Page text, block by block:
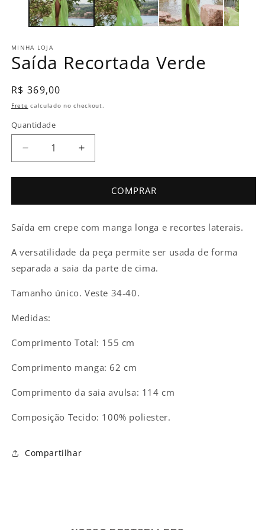
MINHA LOJA
Saída Recortada Verde
Preço
normal
R$ 369,00
Frete calculado no checkout.
Quantidade
Diminuir
a
quantidade
Saída
Verde
Aumentar
a
quantidade
Saída
Verde
COMPRAR
Saída em crepe com manga longa e recortes laterais.
A versatilidade da peça permite ser usada de forma
separada a saia da parte de cima.
Tamanho único. Veste 34-40.
Medidas:
Comprimento Total: 155 cm
Comprimento manga: 62 cm
Comprimento da saia avulsa: 114 cm
Composição Tecido: 100% poliester.
Compartilhar